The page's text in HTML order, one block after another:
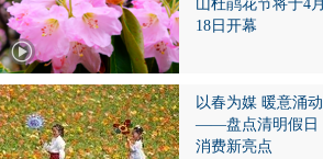
山杜鹃花节将于4月
18日开幕
以春为媒 暖意涌动
——盘点清明假日
消费新亮点